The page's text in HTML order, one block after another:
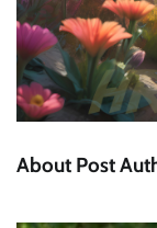
About Post